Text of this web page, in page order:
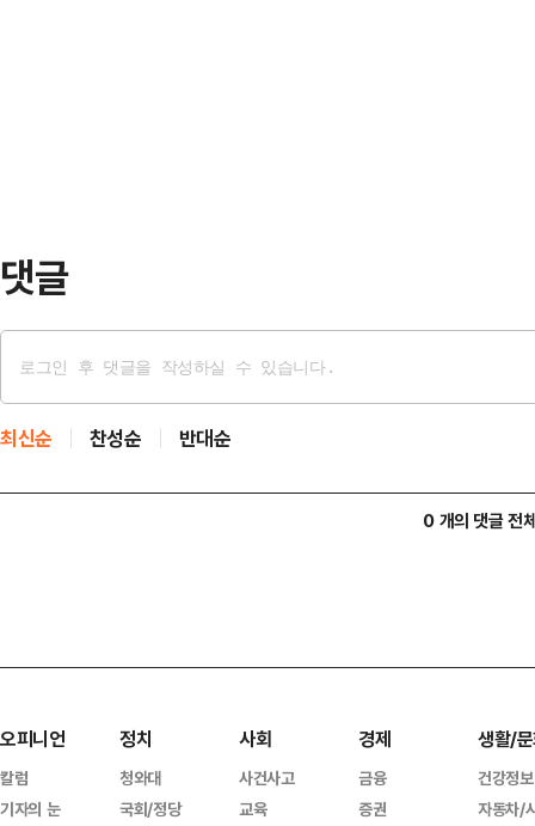
댓글
최신순 찬성순 반대순
0 개의 댓글 전
오피니언
칼럼
기자의 눈
정치
청와대
국회/정당
사회
사건사고
교육
경제
금융
증권
생활/
건강정보
자동차/